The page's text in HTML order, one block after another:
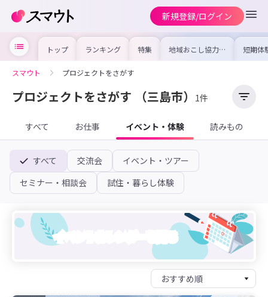
新規登録/ログイン
トップ ランキング 特集 地域おこし協力隊
の求人やイベント
を集めました！仕
けよう
短期体
り〜数
域を知
スマウト プロジェクトをさがす
プロジェクトをさがす （三島市） 1件
すべて お仕事 イベント・体験 読みもの
すべて 交流会
イベント・ツアー
セミナー・相談会
試住・暮らし体験
イベントカレンダーを見る